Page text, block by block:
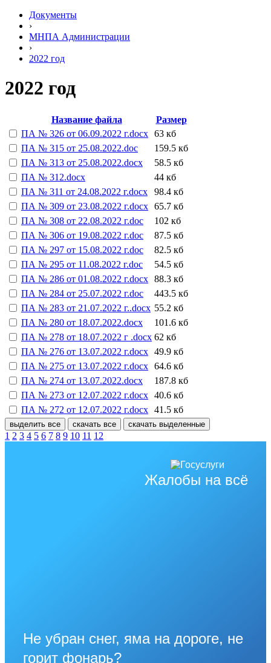
Документы
›
МНПА Администрации
›
2022 год
2022 год
Название файла
Размер
ПА № 326 от 06.09.2022 г.docx 63 кб
ПА № 315 от 25.08.2022.doc
159.5 кб
ПА № 313 от 25.08.2022.docx
58.5 кб
ПА № 312.docx
44 кб
ПА № 311 от 24.08.2022 г.docx
98.4 кб
ПА № 309 от 23.08.2022 г.docx 65.7 кб
ПА № 308 от 22.08.2022 г.doc
102 кб
ПА № 306 от 19.08.2022 г.doc
87.5 кб
ПА № 297 от 15.08.2022 г.doc
82.5 кб
ПА № 295 от 11.08.2022 г.doc
54.5 кб
ПА № 286 от 01.08.2022 г.docx 88.3 кб
ПА № 284 от 25.07.2022 г.doc
443.5 кб
ПА № 283 от 21.07.2022 г..docx 55.2 кб
ПА № 280 от 18.07.2022.docx
101.6 кб
ПА № 278 от 18.07.2022 г .docx 62 кб
ПА № 276 от 13.07.2022 г.docx 49.9 кб
ПА № 275 от 13.07.2022 г.docx 64.6 кб
ПА № 274 от 13.07.2022.docx
187.8 кб
ПА № 273 от 12.07.2022 г.docx 40.6 кб
ПА № 272 от 12.07.2022 г.docx 41.5 кб
выделить все скачать все скачать выделенные
1 2 3 4 5 6 7 8 9 10 11 12
Жалобы на всё
Не убран снег, яма на дороге, не
горит фонарь?